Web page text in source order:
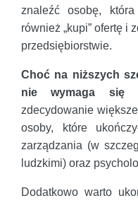
znaleźć osobę,
również „kupi” ofertę i
przedsiębiorstwie.
Choć na niższych
nie wymaga się
zdecydowanie
osoby, które
zarządzania (w
ludzkimi) oraz
Dodatkowo warto